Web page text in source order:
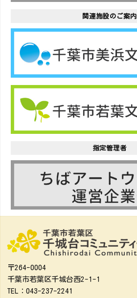
関連施設のご案内
指定管理者
〒264-0004
千葉市若葉区千城台西2-1-1
TEL：043-237-2241